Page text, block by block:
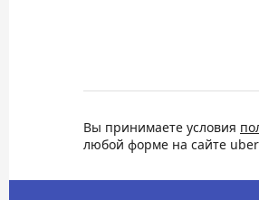
Вы принимаете условия
любой форме на сайте